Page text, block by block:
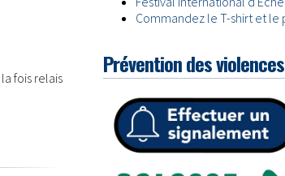
fois relais
Prévention des violences